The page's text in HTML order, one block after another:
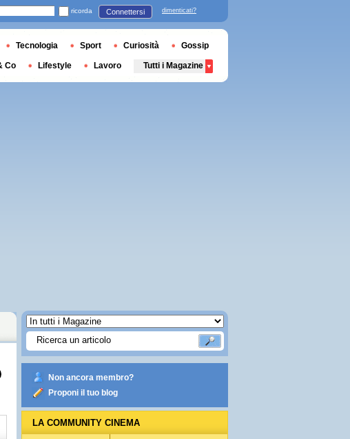
Non ancora membro?
Proponi il tuo blog
LA COMMUNITY CINEMA
ricorda Connettersi dimenticati?
Tecnologia Sport Curiosità Gossip
Co Lifestyle Lavoro Tutti i Magazine